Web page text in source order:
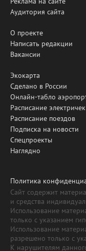
Аудитория сайта
О проекте
Написать редакции
Вакансии
Экокарта
Сделано в России
Онлайн-табло
Расписание электричек
Расписание поездов
Подписка на новости
Спецпроекты
Наглядно
Политика
Сайт содержит
и средства
Использование
только с указанием
Использование
разрешено только с
К нарушителям